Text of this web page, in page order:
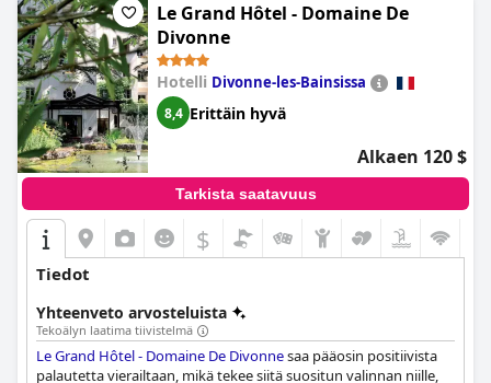
Le Grand Hôtel - Domaine De
Divonne
Hotelli Divonne-les-Bainsissa
8,4 Erittäin hyvä
Alkaen 120 $
Tarkista saatavuus
$
Tiedot
Yhteenveto arvosteluista
Tekoälyn laatima tiivistelmä
Le Grand Hôtel - Domaine De Divonnesaa pääosin positiivista
palautetta vierailtaan, mikä tekee siitä suositun valinnan niille,